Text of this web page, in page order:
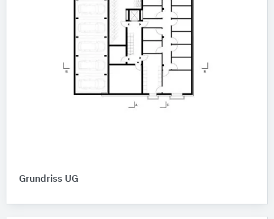
Grundriss UG